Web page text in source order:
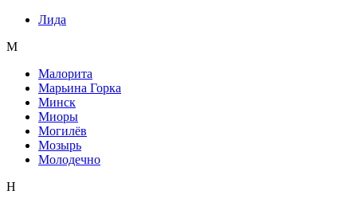
Лида
М
Малорита
Марьина Горка
Минск
Миоры
Могилёв
Мозырь
Молодечно
Н